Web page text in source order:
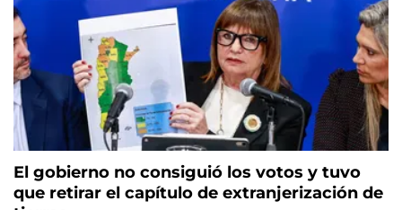
El gobierno no consiguió los votos y tuvo
que retirar el capítulo de extranjerización de